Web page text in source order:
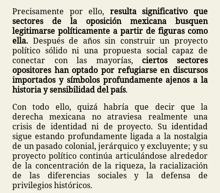
Precisamente por ello, resulta significativo que
sectores de la oposición mexicana busquen
legitimarse políticamente a partir de figuras como
ella. Después de años sin construir un proyecto
político sólido ni una propuesta social capaz de
conectar con las mayorías, ciertos sectores
opositores han optado por refugiarse en discursos
importados y símbolos profundamente ajenos a la
historia y sensibilidad del país.
Con todo ello, quizá habría que decir que la
derecha mexicana no atraviesa realmente una
crisis de identidad ni de proyecto. Su identidad
sigue estando profundamente ligada a la nostalgia
de un pasado colonial, jerárquico y excluyente; y su
proyecto político continúa articulándose alrededor
de la concentración de la riqueza, la racialización
de las diferencias sociales y la defensa de
privilegios históricos.